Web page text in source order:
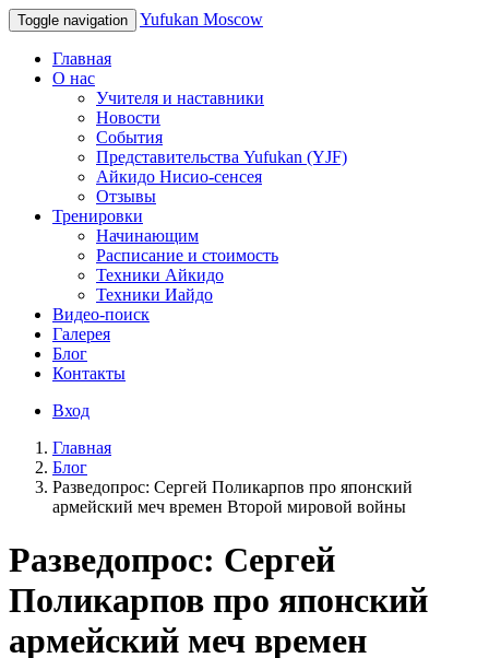
Toggle navigation Yufukan Moscow
Главная
О нас
Учителя и наставники
Новости
События
Представительства Yufukan (YJF)
Айкидо Нисио-сенсея
Отзывы
Тренировки
Начинающим
Расписание и стоимость
Техники Айкидо
Техники Иайдо
Видео-поиск
Галерея
Блог
Контакты
Вход
Главная
Блог
Разведопрос: Сергей Поликарпов про японский
армейский меч времен Второй мировой войны
Разведопрос: Сергей
Поликарпов про японский
армейский меч времен